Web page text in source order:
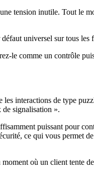
tension inutile. Tout le
universel sur tous les
le comme un contrôle
interactions de type
signalisation ».
puissant pour
ce qui vous permet
où un client tente